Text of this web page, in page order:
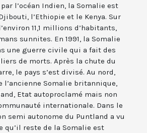
l’océan Indien, la Somalie est
l’Ethiopie et le Kenya. Sur
11,1 millions d’habitants,
sunnites. En 1991, la Somalie
une guerre civile qui a fait des
de morts. Après la chute du
le pays s’est divisé. Au nord,
l’ancienne Somalie britannique,
Etat autoproclamé mais non
internationale. Dans le
semi autonome du Puntland a vu
qu’il reste de la Somalie est